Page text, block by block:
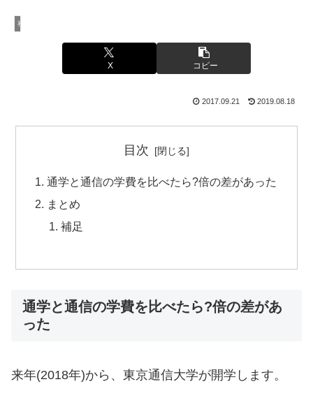
社会人が社会福祉士になろうとするときに参考になる話
X コピー
2017.09.21 2019.08.18
目次
通学と通信の学費を比べたら?倍の差があった
まとめ
補足
通学と通信の学費を比べたら?倍の差があ
った
来年(2018年)から、東京通信大学が開学します。